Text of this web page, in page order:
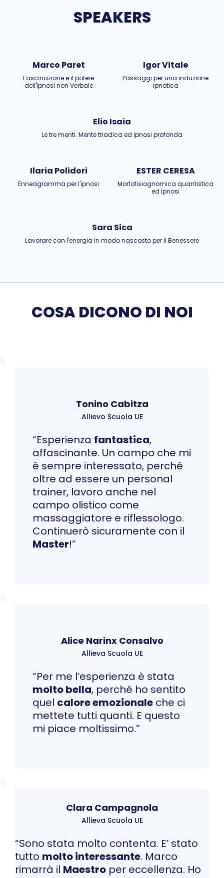
SPEAKERS
Marco Paret
Fascinazione e il potere
dell'Ipnosi non Verbale
Igor Vitale
Passaggi per una induzione
ipnotica
Elio Isaia
Le tre menti. Mente triadica ed ipnosi profonda
Ilaria Polidori
Enneagramma per l'ipnosi
ESTER CERESA
Morfofisiognomica quantistica
ed ipnosi
Sara Sica
Lavorare con l'energia in modo nascosto per il Benessere
COSA DICONO DI NOI
Tonino Cabitza
Allievo Scuola UE
“Esperienza fantastica,
affascinante. Un campo che mi
è sempre interessato, perché
oltre ad essere un personal
trainer, lavoro anche nel
campo olistico come
massaggiatore e riflessologo.
Continuerò sicuramente con il
Master!”
Alice Narinx Consalvo
Allieva Scuola UE
“Per me l’esperienza è stata
molto bella, perché ho sentito
quel calore emozionale che ci
mettete tutti quanti. E questo
mi piace moltissimo.”
Clara Campagnola
Allieva Scuola UE
“Sono stata molto contenta. E’ stato
tutto molto interessante. Marco
rimarrà il Maestro per eccellenza. Ho